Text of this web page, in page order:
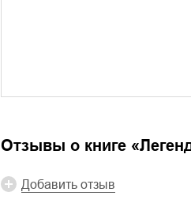
Отзывы о книге «
Добавить отзыв